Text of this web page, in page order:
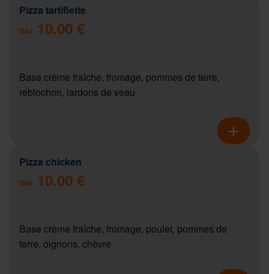
Pizza tartiflette
Dès 10.00 €
Base crème fraîche, fromage, pommes de terre,
reblochon, lardons de veau
Pizza chicken
Dès 10.00 €
Base crème fraîche, fromage, poulet, pommes de
terre, oignons, chèvre